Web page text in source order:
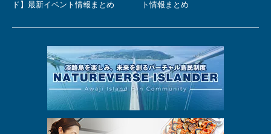
ド】最新イベント情報まとめ
ト情報まとめ